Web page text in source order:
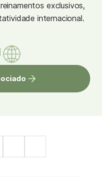
exclusivos,
internacional.